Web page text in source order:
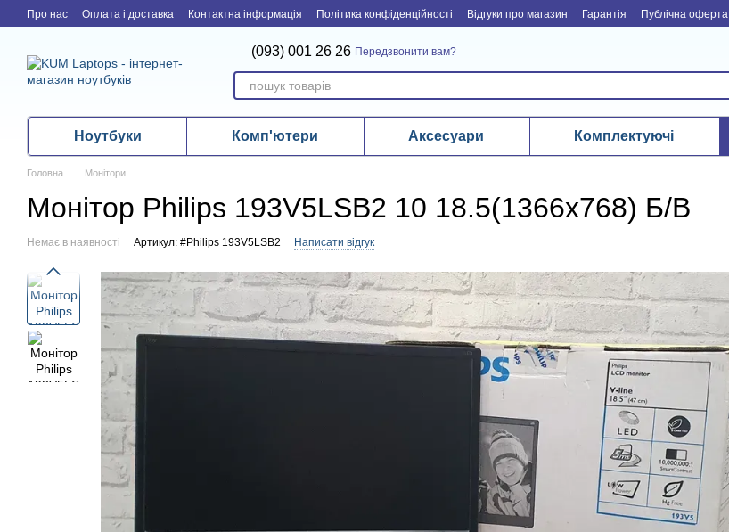
Перейти до основного контенту
Про нас Оплата і доставка Контактна інформація Політика конфіденційності Відгуки про магазин Гарантія Публічна оферта
(093) 001 26 26 Передзвонити вам?
Ноутбуки Комп'ютери Аксесуари Комплектуючі
Головна Монітори
Монітор Philips 193V5LSB2 10 18.5(1366x768) Б/В
Немає в наявності Артикул: #Philips 193V5LSB2 Написати відгук